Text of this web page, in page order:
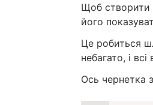
Щоб створити
його
Це робиться
небагато, і всі
Ось чернетка